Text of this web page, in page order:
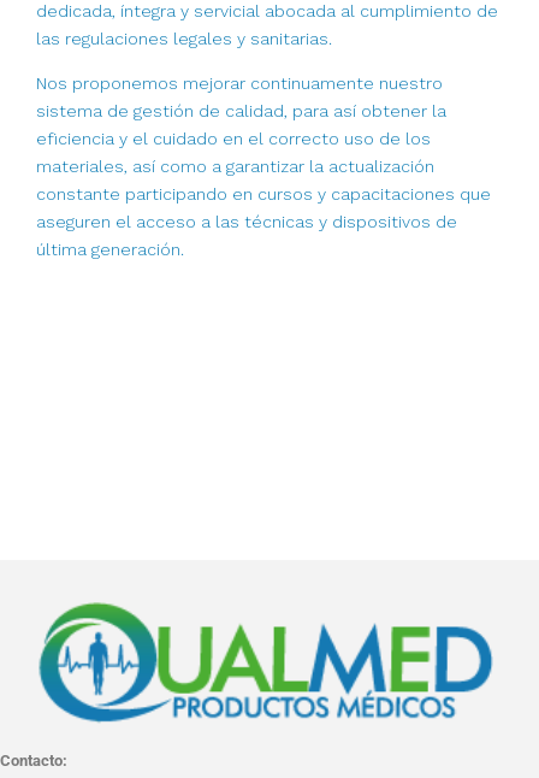
dedicada, íntegra y servicial abocada al cumplimiento de
las regulaciones legales y sanitarias.
Nos proponemos mejorar continuamente nuestro
sistema de gestión de calidad, para así obtener la
eficiencia y el cuidado en el correcto uso de los
materiales, así como a garantizar la actualización
constante participando en cursos y capacitaciones que
aseguren el acceso a las técnicas y dispositivos de
última generación.
Contacto: